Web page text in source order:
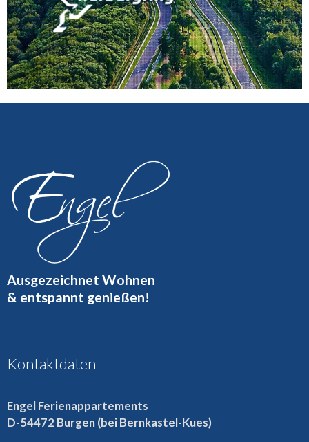
Ausgezeichnet Wohnen
& entspannt genießen!
Kontaktdaten
Engel Ferienappartements
D-54472 Burgen (bei Bernkastel-Kues)